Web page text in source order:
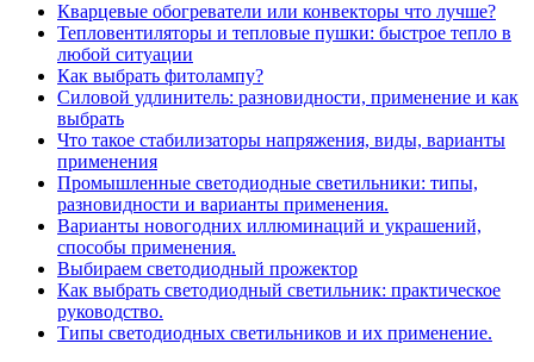
Кварцевые обогреватели или конвекторы что лучше?
Тепловентиляторы и тепловые пушки: быстрое тепло в
любой ситуации
Как выбрать фитолампу?
Силовой удлинитель: разновидности, применение и как
выбрать
Что такое стабилизаторы напряжения, виды, варианты
применения
Промышленные светодиодные светильники: типы,
разновидности и варианты применения.
Варианты новогодних иллюминаций и украшений,
способы применения.
Выбираем светодиодный прожектор
Как выбрать светодиодный светильник: практическое
руководство.
Типы светодиодных светильников и их применение.